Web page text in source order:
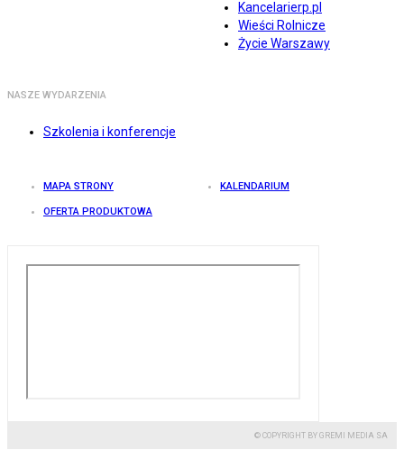
Kancelarierp.pl
Wieści Rolnicze
Życie Warszawy
NASZE WYDARZENIA
Szkolenia i konferencje
MAPA STRONY KALENDARIUM
OFERTA PRODUKTOWA
© COPYRIGHT BY GREMI MEDIA SA